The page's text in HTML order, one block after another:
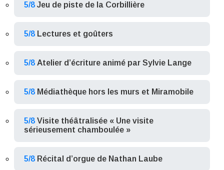
5/8 Jeu de piste de la Corbillière
5/8 Lectures et goûters
5/8 Atelier d’écriture animé par Sylvie Lange
5/8 Médiathèque hors les murs et Miramobile
5/8 Visite théâtralisée « Une visite
sérieusement chamboulée »
5/8 Récital d’orgue de Nathan Laube